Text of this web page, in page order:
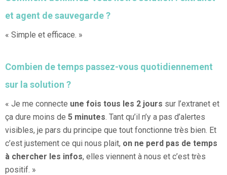
et agent de sauvegarde ?
« Simple et efficace. »
Combien de temps passez-vous quotidiennement
sur la solution ?
« Je me connecte une fois tous les 2 jours sur l’extranet et
ça dure moins de 5 minutes. Tant qu’il n’y a pas d’alertes
visibles, je pars du principe que tout fonctionne très bien. Et
c’est justement ce qui nous plait, on ne perd pas de temps
à chercher les infos, elles viennent à nous et c’est très
positif. »